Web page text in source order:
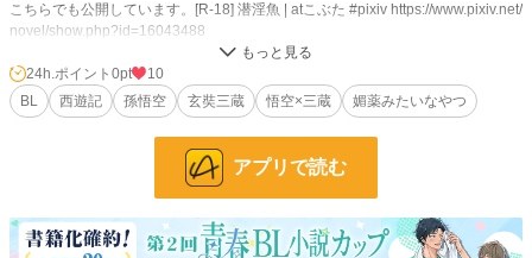
こちらでも公開しています。[R-18] 潜淫魚 | atこぶた #pixiv https://www.pixiv.net/
novel/show.php?id=16043488
小説 228,857 位 / 228,857 件
文字数 11,304
24h.ポイント 0pt
10
BL
西遊記 孫悟空 玄奘三蔵 悟空×三蔵 媚薬みたいなやつ
アプリで読む